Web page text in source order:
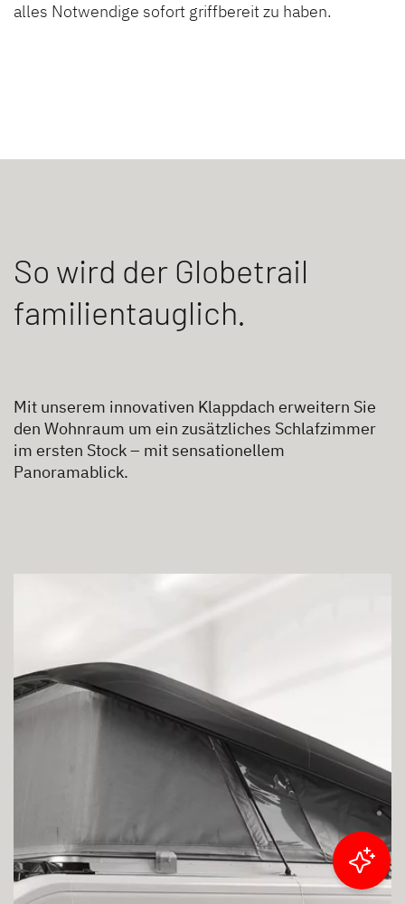
alles Notwendige sofort griffbereit zu haben.
So wird der Globetrail
familientauglich.
Mit unserem innovativen Klappdach erweitern Sie
den Wohnraum um ein zusätzliches Schlafzimmer
im ersten Stock – mit sensationellem
Panoramablick.
Ergebnisse filtern